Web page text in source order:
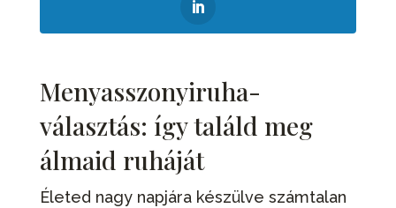
Menyasszonyiruha-
választás: így találd meg
álmaid ruháját
Életed nagy napjára készülve számtalan